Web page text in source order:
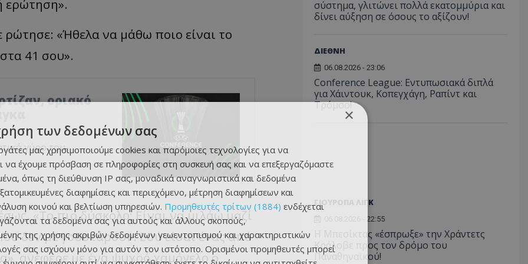
ερώτηση».
«Ήθελα να μάθω ποιο είναι το
41 σου».
οριακό
γύρο του
«Το πιο δύσκολο; Είναι να μιλάω μαζί
δεν με γουστάρουν. Εσύ είσαι ένας από
ανέφερε με ένα ψυχρό χαμόγελο ο
σύστημα, γλιτώνει πολλά εκατομμύρια και
δίνει αύξηση σε όσους το αξίζουν!
ΔΙΕΘΝΗ
06.08.2026 - 23:06
Conference League: Εντυπωσιακά διπλά
για Χάιντουκ, Κοπεγχάγη, Ραπίντ και
Τρόμσο!
ΓΙΟΥΡΟΠΑ ΛΙΓΚ
06.08.2026 - 22:55
Η Μπεσίκτας «έσπρωξε» την Χράντετς
Κράλοβε προς τον δρόμο του
Παναθηναϊκού!
×
των δεδομένων σας
μας χρησιμοποιούμε cookies και παρόμοιες τεχνολογίες για να
να έχουμε πρόσβαση σε πληροφορίες στη συσκευή σας και να επεξεργαζόμαστε
όπως τη διεύθυνση IP σας, μοναδικά αναγνωριστικά και δεδομένα
διαφημίσεις και περιεχόμενο, μέτρηση διαφημίσεων και
κοινού και βελτίωση υπηρεσιών. Προμηθευτές τρίτων (1884) ενδέχεται
τα δεδομένα σας για αυτούς και άλλους σκοπούς,
της χρήσης ακριβών δεδομένων γεωεντοπισμού και χαρακτηριστικών
σας ισχύουν μόνο για αυτόν τον ιστότοπο. Ορισμένοι προμηθευτές μπορεί